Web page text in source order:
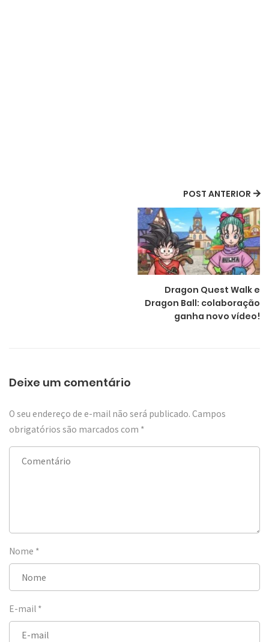
POST ANTERIOR
Dragon Quest Walk e
Dragon Ball: colaboração
ganha novo vídeo!
Deixe um comentário
O seu endereço de e-mail não será publicado. Campos
obrigatórios são marcados com *
Nome *
E-mail *